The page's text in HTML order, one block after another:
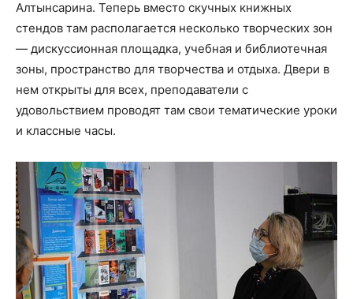
Алтынсарина. Теперь вместо скучных книжных
стендов там располагается несколько творческих зон
— дискуссионная площадка, учебная и библиотечная
зоны, пространство для творчества и отдыха. Двери в
нем открыты для всех, преподаватели с
удовольствием проводят там свои тематические уроки
и классные часы.